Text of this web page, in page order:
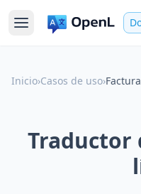
Inicio›Casos de uso›Factura
Traductor